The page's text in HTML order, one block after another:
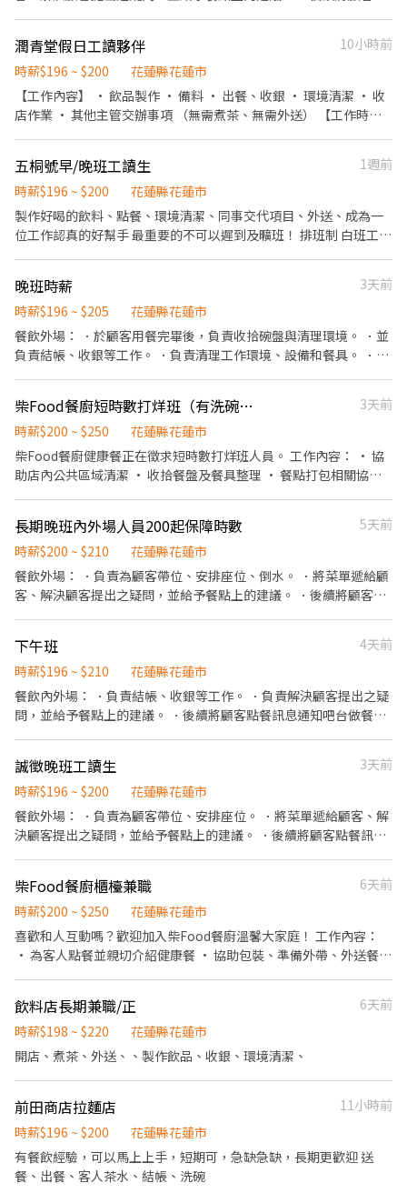
帳、收銀等工作。
潤青堂假日工讀夥伴
10小時前
時薪$196 ~ $200
花蓮縣花蓮市
【工作內容】 • 飲品製作 • 備料 • 出餐、收銀 • 環境清潔 • 收
店作業 • 其他主管交辦事項 （無需煮茶、無需外送） 【工作時
繳 ✔ 就業保險 ✔ 職業災害保險 ✔ 員工飲料 ✔ 不定時績效獎金（依
公司營運及個人表現） 【其他】 • 試用期 3 個月。 • 公司依法辦
理相關保險，員工依法應自行負擔之保費依政府規定由薪資中扣
除。 • 無經驗可，提供完整教學。 • 歡迎有責任感、願意學習、
五桐號早/晚班工讀生
1週前
時薪$196 ~ $200
花蓮縣花蓮市
製作好喝的飲料、點餐、環境清潔、同事交代項目、外送、成為一
位工作認真的好幫手 最重要的不可以遲到及曠班！ 排班制 白班工讀
晚班時薪
3天前
時薪$196 ~ $205
花蓮縣花蓮市
餐飲外場： ．於顧客用餐完畢後，負責收拾碗盤與清理環境。 ．並
負責結帳、收銀等工作。 ．負責清理工作環境、設備和餐具。 ．負
柴Food餐廚短時數打烊班（有洗碗機）
3天前
時薪$200 ~ $250
花蓮縣花蓮市
柴Food餐廚健康餐正在徵求短時數打烊班人員。 工作內容： • 協
助店內公共區域清潔 • 收拾餐盤及餐具整理 • 餐點打包相關協助
以安心投遞。
長期晚班內外場人員200起保障時數
5天前
時薪$200 ~ $210
花蓮縣花蓮市
餐飲外場： ．負責為顧客帶位、安排座位、倒水。 ．將菜單遞給顧
客、解決顧客提出之疑問，並給予餐點上的建議。 ．後續將顧客點
負責結帳、收銀等工作。 餐飲內場： ．擔任廚師的助手，處理烹飪
前與烹飪中之準備工作與其他餐廳相關事務。 ．負責洗、剝、削、
切各種食材。 ．負責清理工作環境、設備和餐具。 ．準備不同餐點
所需要的食材。 ．協助測量食材的容量與重量。 ．負責擺盤、打包
下午班
4天前
時薪$196 ~ $210
花蓮縣花蓮市
餐飲內外場： ．負責結帳、收銀等工作。 ．負責解決顧客提出之疑
問，並給予餐點上的建議。 ．後續將顧客點餐訊息通知吧台做餐，
需要的食材。 ．協助測量食材的容量與重量。 ．負責擺盤、打包外
帶服務。
誠徵晚班工讀生
3天前
時薪$196 ~ $200
花蓮縣花蓮市
餐飲外場： ．負責為顧客帶位、安排座位。 ．將菜單遞給顧客、解
決顧客提出之疑問，並給予餐點上的建議。 ．後續將顧客點餐訊息
柴Food餐廚櫃檯兼職
6天前
時薪$200 ~ $250
花蓮縣花蓮市
喜歡和人互動嗎？歡迎加入柴Food餐廚溫馨大家庭！ 工作內容：
• 為客人點餐並親切介紹健康餐 • 協助包裝、準備外帶、外送餐點
友善，大家都樂於協助新手 沒經驗沒關係，只要有笑容，我們歡迎
你的加入！
飲料店長期兼職/正
6天前
時薪$198 ~ $220
花蓮縣花蓮市
開店、煮茶、外送、、製作飲品、收銀、環境清潔、
前田商店拉麵店
11小時前
時薪$196 ~ $200
花蓮縣花蓮市
有餐飲經驗，可以馬上上手，短期可，急缺急缺，長期更歡迎 送
餐、出餐、客人茶水、結帳、洗碗